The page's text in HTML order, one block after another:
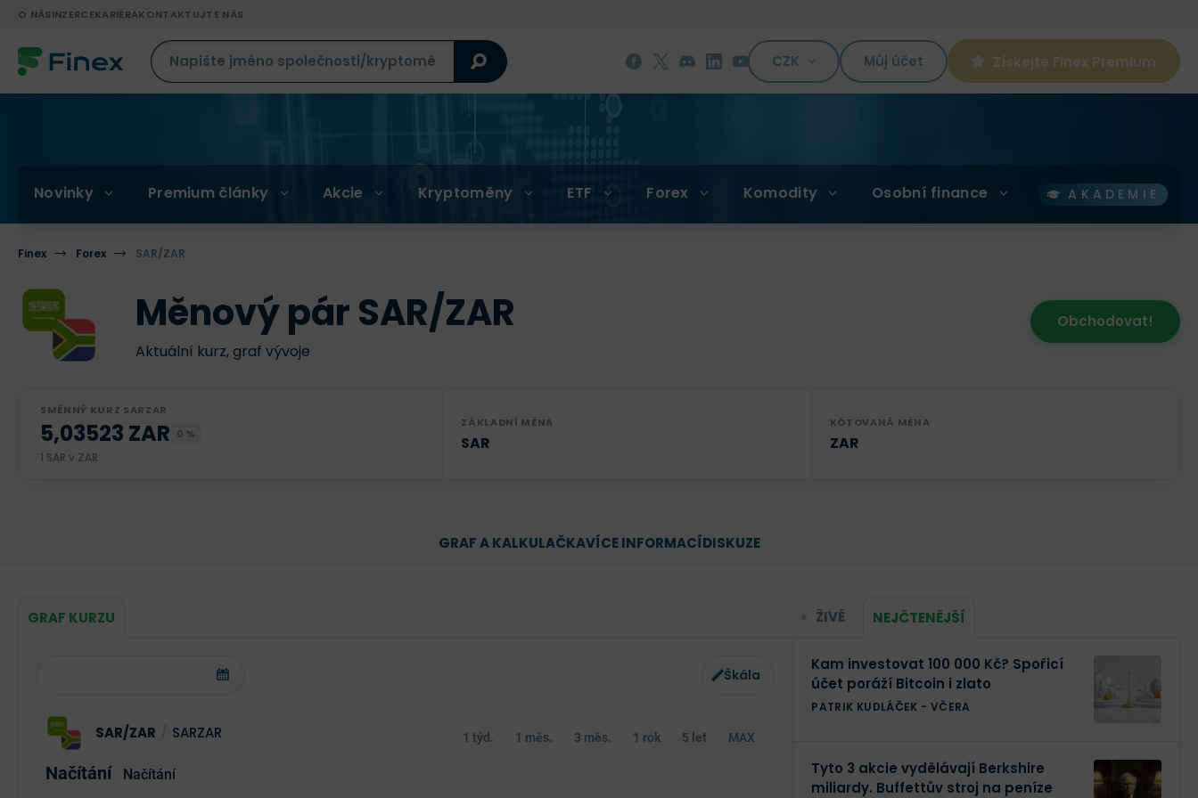
O NÁSINZERCEKARIÉRAKONTAKTUJTE NÁS
CZK Můj účet Získejte Finex Premium
Novinky Premium články Akcie Kryptoměny ETF Forex Komodity Osobní finance AKADEMIE
Finex Forex SAR/ZAR
Měnový pár SAR/ZAR
Aktuální kurz, graf vývoje
Obchodovat!
SMĚNNÝ KURZ SARZAR
5,03523 ZAR 0 %
1 SAR v ZAR
ZÁKLADNÍ MĚNA
SAR
KÓTOVANÁ MĚNA
ZAR
GRAF A KALKULAČKAVÍCE INFORMACÍDISKUZE
GRAF KURZU
Škála
SAR/ZAR SARZAR
Načítání Načítání
1 týd. 1 měs. 3 měs. 1 rok 5 let MAX
ŽIVĚ NEJČTENĚJŠÍ
Kam investovat 100 000 Kč? Spořicí
účet poráží Bitcoin i zlato
PATRIK KUDLÁČEK - VČERA
Tyto 3 akcie vydělávají Berkshire
miliardy. Buffettův stroj na peníze